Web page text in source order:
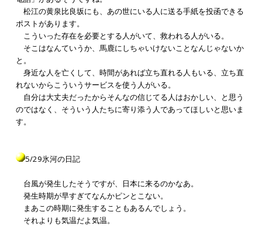
松江の黄泉比良坂にも、あの世にいる人に送る手紙を投函できる
ポストがあります。
こういった存在を必要とする人がいて、救われる人がいる。
そこはなんていうか、馬鹿にしちゃいけないことなんじゃないか
と。
身近な人を亡くして、時間があれば立ち直れる人もいる、立ち直
れないからこういうサービスを使う人がいる。
自分は大丈夫だったからそんなの信じてる人はおかしい、と思う
のではなく、そういう人たちに寄り添う人であってほしいと思いま
す。
5/29氷河の日記
台風が発生したそうですが、日本に来るのかなあ。
発生時期が早すぎてなんかピンとこない。
まあこの時期に発生することもあるんでしょう。
それよりも気温だよ気温。